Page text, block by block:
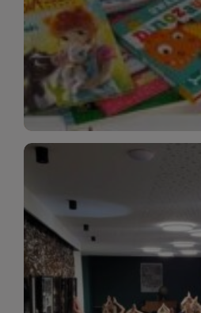
zawsze będziesz wiedzieć,
jako
WIĘCEJ
rozbudzać miłość do
Zapraszamy do wspólnej
świata
WIĘCEJ